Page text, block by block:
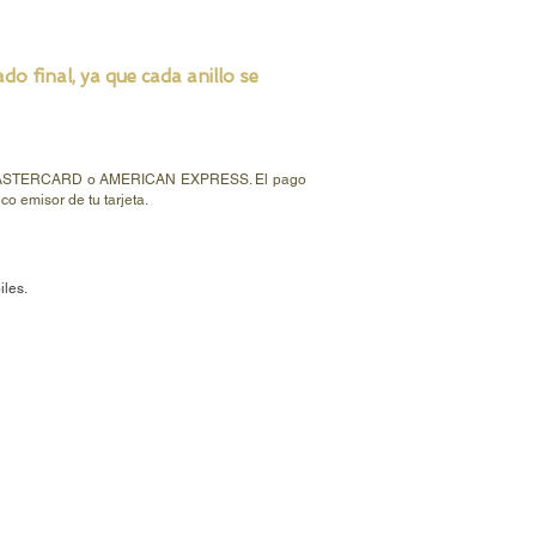
final, ya que cada anillo se
o AMERICAN EXPRESS. El pago
emisor de tu tarjeta.